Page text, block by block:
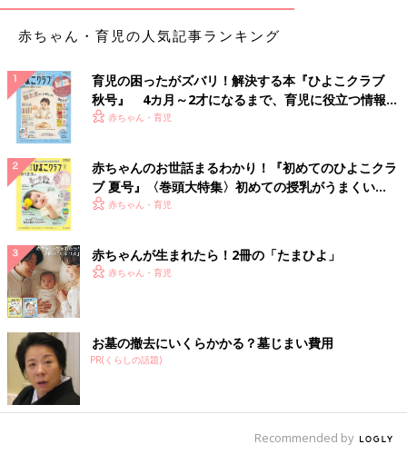
どのくらい話が進んでいるのかを確認するためにDMをくれたと
て聞きました(笑)。
――それでも、一緒にやっていこうと決意してくれたんですね。
高橋 最強のパートナーができた！と心強かったですね。とはい
え、資金があるわけでもないですし、私は普通の専業主婦。私の
こと、実現したい事業のことを知ってもらい、応援してくれる人
を増やすために、まずは、フォロワー1000人をめざして、イン
スタグラムで情報発信をスタートしました。
そうした時期に「Mrs.SDGs JAPAN」というコンテストの運営の
方からお声がけいただいて。優勝を狙えれば、幅広い方たちに産
後ケアホテルの必要性を訴えることができますし、私の実績とし
ても強みになるかな、と思って挑戦。北海道グランプリ、日本準
グランプリをいただけて、少しずつ注目してもらえるようになっ
た感じです。
フォロワー数も最終的には2000人を超えて、人脈も広がってい
きました。
赤ちゃん・育児の人気記事ランキング
育児の困ったがズバリ！解決する本『ひよこクラブ
秋号』 4カ月～2才になるまで、育児に役立つ情報が
いっぱい！
赤ちゃん・育児
赤ちゃんのお世話まるわかり！『初めてのひよこクラ
ブ 夏号』〈巻頭大特集〉初めての授乳がうまくい
く！ おっぱい・ミルクの基本と夏のトラブル 解決テ
赤ちゃん・育児
赤ちゃんが生まれたら！2冊の「たまひよ」
赤ちゃん・育児
お墓の撤去にいくらかかる？墓じまい費用
PR(くらしの話題)
Recommended by